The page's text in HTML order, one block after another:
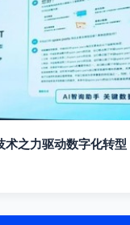
术之力驱动数字化转